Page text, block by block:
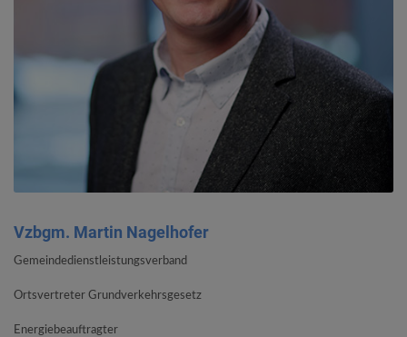
Vzbgm. Martin Nagelhofer
Gemeindedienstleistungsverband
Ortsvertreter Grundverkehrsgesetz
Energiebeauftragter